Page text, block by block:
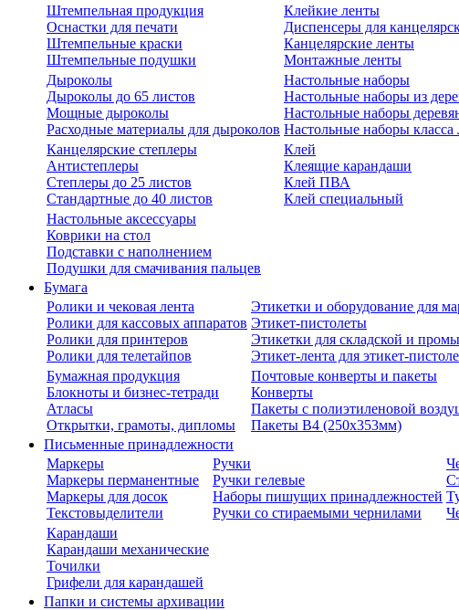
Штемпельная продукция
Оснастки для печати
Штемпельные краски
Штемпельные подушки
Клейкие ленты
Диспенсеры для
Канцелярские ленты
Монтажные ленты
Дыроколы
Дыроколы до 65 листов
Мощные дыроколы
Расходные материалы для дыроколов
Настольные наборы
Настольные наборы из
Настольные наборы
Настольные наборы
Канцелярские степлеры
Антистеплеры
Степлеры до 25 листов
Стандартные до 40 листов
Клей
Клеящие карандаши
Клей ПВА
Клей специальный
Настольные аксессуары
Коврики на стол
Подставки с наполнением
Подушки для смачивания пальцев
Бумага
Ролики и чековая лента
Ролики для кассовых аппаратов
Ролики для принтеров
Ролики для телетайпов
Этикетки и оборудование для
Этикет-пистолеты
Этикетки для складской и
Этикет-лента для этикет-
Бумажная продукция
Блокноты и бизнес-тетради
Атласы
Открытки, грамоты, дипломы
Почтовые конверты и пакеты
Конверты
Пакеты с полиэтиленовой
Пакеты В4 (250х353мм)
Письменные принадлежности
Маркеры
Маркеры перманентные
Маркеры для досок
Текстовыделители
Ручки
Ручки гелевые
Наборы пишущих принадлежностей
Ручки со стираемыми чернилами
Карандаши
Карандаши механические
Точилки
Грифели для карандашей
Папки и системы архивации